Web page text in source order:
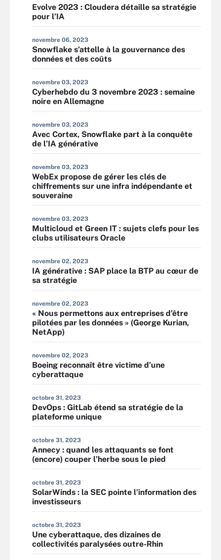
Evolve 2023 : Cloudera détaille sa stratégie
pour l’IA
novembre 06, 2023
Snowflake s’attelle à la gouvernance des
données et des coûts
novembre 03, 2023
Cyberhebdo du 3 novembre 2023 : semaine
noire en Allemagne
novembre 03, 2023
Avec Cortex, Snowflake part à la conquête
de l’IA générative
novembre 03, 2023
WebEx propose de gérer les clés de
chiffrements sur une infra indépendante et
souveraine
novembre 03, 2023
Multicloud et Green IT : sujets clefs pour les
clubs utilisateurs Oracle
novembre 02, 2023
IA générative : SAP place la BTP au cœur de
sa stratégie
novembre 02, 2023
« Nous permettons aux entreprises d’être
pilotées par les données » (George Kurian,
NetApp)
novembre 02, 2023
Boeing reconnaît être victime d’une
cyberattaque
octobre 31, 2023
DevOps : GitLab étend sa stratégie de la
plateforme unique
octobre 31, 2023
Annecy : quand les attaquants se font
(encore) couper l’herbe sous le pied
octobre 31, 2023
SolarWinds : la SEC pointe l’information des
investisseurs
octobre 31, 2023
Une cyberattaque, des dizaines de
collectivités paralysées outre-Rhin